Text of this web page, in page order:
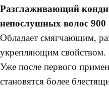
Разглаживающий
непослушных волос 900
Обладает смягчающим,
укрепляющим свойством.
Уже после первого
становятся более